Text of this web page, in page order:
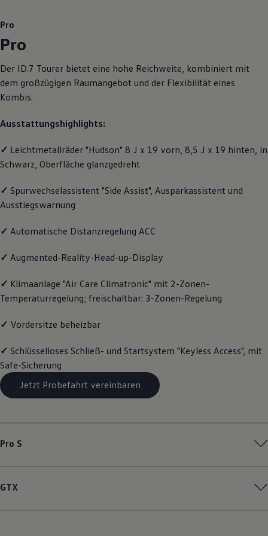
Zubehör
Modellspezifisches Zubehör
Schutz und Pflege
Wallbox und Ladekabel
Dienste für Ihr Modell finden
Volkswagen Apps, Login und Shop
Handy und Fahrzeug verbinden
Über Ihr Auto
Vorgängermodelle
Kundeninformationen
Warn- und Kontrollleuchten
Digitale Betriebsanleitung
Magazin
Lifestyle
Transport
Elektromobilität
Volkswagen Kundenbetreuung
Pro
Pro
Der ID.7 Tourer bietet eine hohe Reichweite, kombiniert mit
dem großzügigen Raumangebot und der Flexibilität eines
Kombis.
Ausstattungshighlights:
✓ Leichtmetallräder "Hudson" 8 J x 19 vorn, 8,5 J x 19 hinten, in
Schwarz, Oberfläche glanzgedreht
✓ Spurwechselassistent "Side Assist", Ausparkassistent und
Ausstiegswarnung
✓ Automatische Distanzregelung ACC
✓ Augmented-Reality-Head-up-Display
✓ Klimaanlage "Air Care Climatronic" mit 2-Zonen-
Temperaturregelung; freischaltbar: 3-Zonen-Regelung
✓ Vordersitze beheizbar
✓ Schlüsselloses Schließ- und Startsystem "Keyless Access", mit
Safe-Sicherung
Jetzt Probefahrt vereinbaren
Pro S
GTX